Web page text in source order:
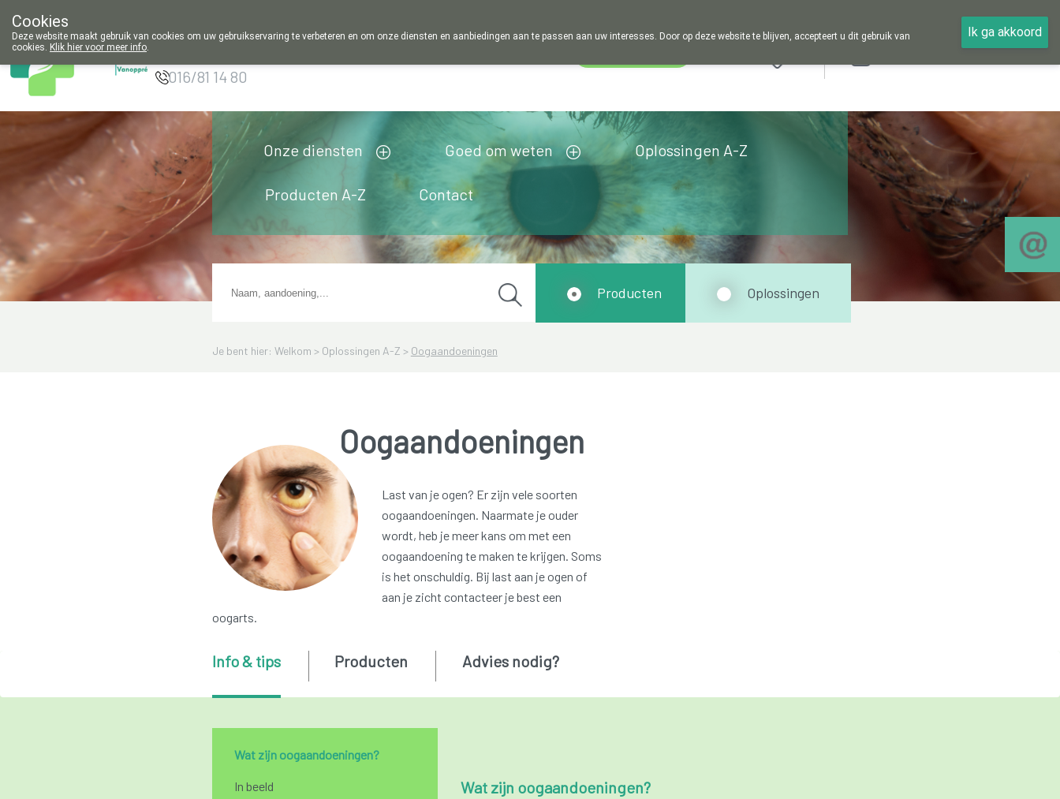
Apotheek
Vanoppré Tienen
016/81 14 80
Onze diensten Goed om weten Oplossingen A-Z
Producten A-Z Contact
Je bent hier: Welkom > Oplossingen A-Z > Oogaandoeningen
Producten Oplossingen
Oogaandoeningen
Last van je ogen? Er zijn vele soorten
oogaandoeningen. Naarmate je ouder
wordt, heb je meer kans om met een
oogaandoening te maken te krijgen. Soms
is het onschuldig. Bij last aan je ogen of
aan je zicht contacteer je best een
oogarts.
Wat zijn oogaandoeningen?
In beeld
Info & tips Producten Advies nodig?
Wat zijn oogaandoeningen?
Cookies
Deze website maakt gebruik van cookies om uw gebruikservaring te verbeteren en om onze diensten en aanbiedingen aan te passen aan uw interesses. Door op deze website te blijven, accepteert u dit gebruik van
cookies. Klik hier voor meer info.
Ik ga akkoord